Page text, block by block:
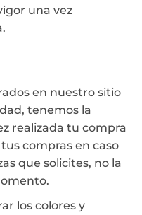
una vez
en nuestro sitio
tenemos la
realizada tu compra
compras en caso
que solicites, no la
los colores y